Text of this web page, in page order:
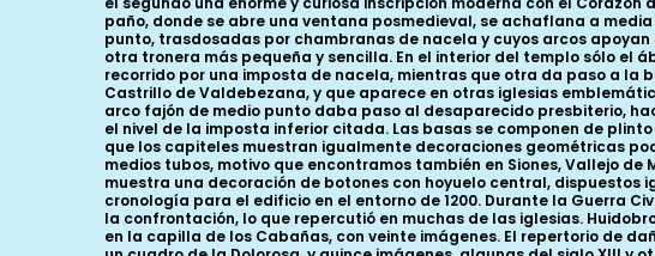
paño, donde se abre una ventana posmedieval, se achaflana a
punto, trasdosadas por chambranas de nacela y cuyos arcos
otra tronera más pequeña y sencilla. En el interior del templo sólo el
recorrido por una imposta de nacela, mientras que otra da paso a la
Castrillo de Valdebezana, y que aparece en otras iglesias
arco fajón de medio punto daba paso al desaparecido presbiterio,
el nivel de la imposta inferior citada. Las basas se componen de
que los capiteles muestran igualmente decoraciones geométricas
medios tubos, motivo que encontramos también en Siones, Vallejo
muestra una decoración de botones con hoyuelo central,
cronología para el edificio en el entorno de 1200. Durante la Guerra
la confrontación, lo que repercutió en muchas de las iglesias.
en la capilla de los Cabañas, con veinte imágenes. El repertorio de